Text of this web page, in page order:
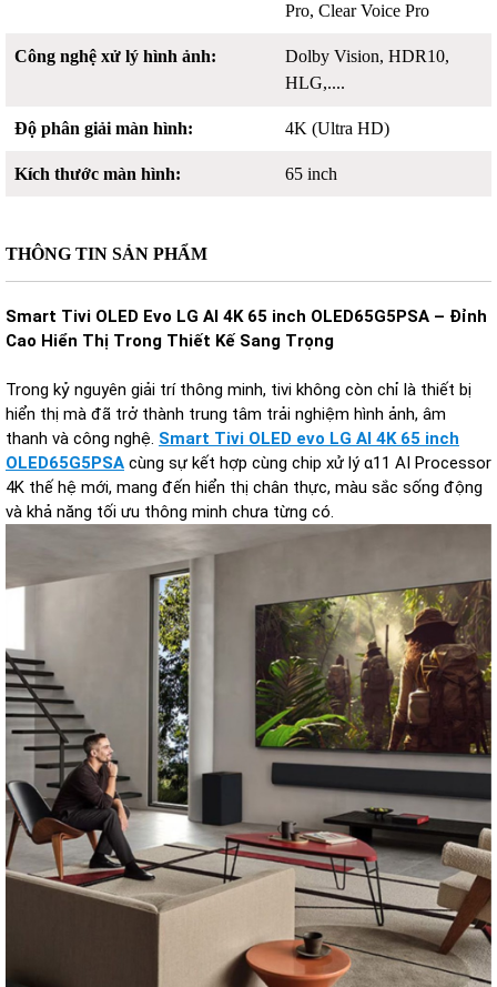
THÔNG TIN SẢN PHẨM
Smart Tivi OLED Evo LG AI 4K 65 inch OLED65G5PSA – Đỉnh
Cao Hiển Thị Trong Thiết Kế Sang Trọng
Trong kỷ nguyên giải trí thông minh, tivi không còn chỉ là thiết bị
hiển thị mà đã trở thành trung tâm trải nghiệm hình ảnh, âm
thanh và công nghệ. Smart Tivi OLED evo LG AI 4K 65 inch
OLED65G5PSA cùng sự kết hợp cùng chip xử lý α11 AI Processor
4K thế hệ mới, mang đến hiển thị chân thực, màu sắc sống động
và khả năng tối ưu thông minh chưa từng có.
Pro, Clear Voice Pro
Công nghệ xử lý hình ảnh:
Dolby Vision, HDR10,
HLG,....
Độ phân giải màn hình: 4K (Ultra HD)
Kích thước màn hình: 65 inch